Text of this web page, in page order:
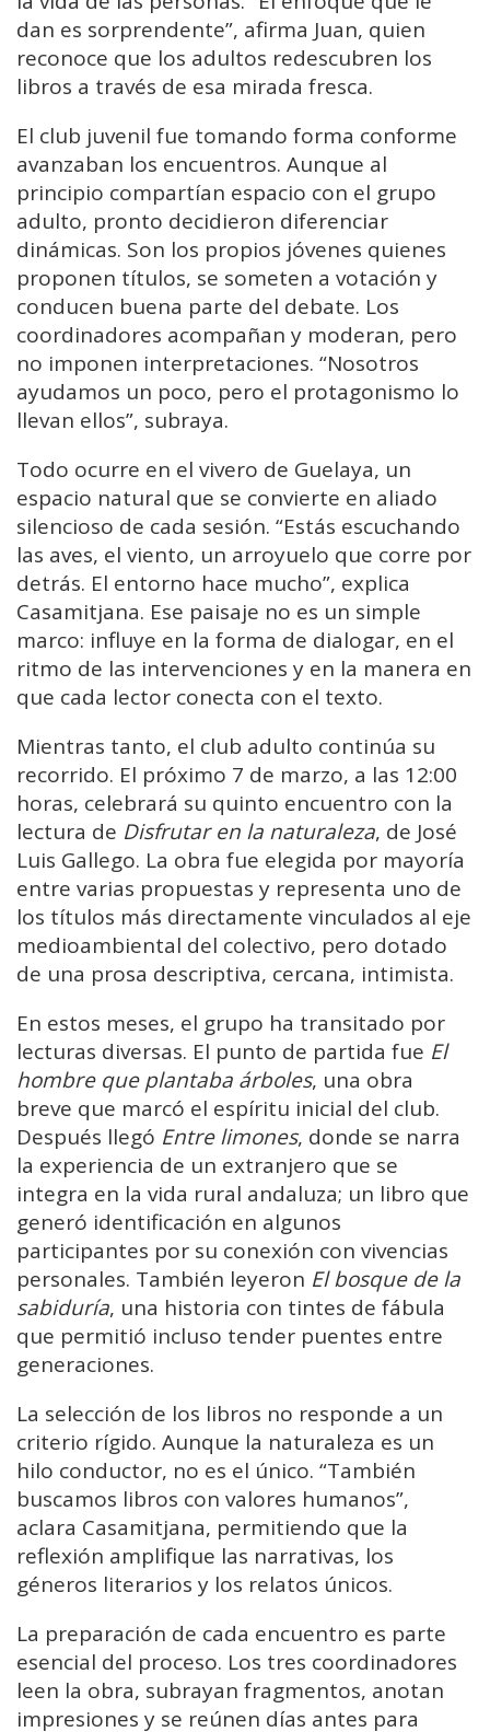
dan es sorprendente”, afirma Juan, quien
reconoce que los adultos redescubren los
libros a través de esa mirada fresca.
El club juvenil fue tomando forma conforme
avanzaban los encuentros. Aunque al
principio compartían espacio con el grupo
adulto, pronto decidieron diferenciar
dinámicas. Son los propios jóvenes quienes
proponen títulos, se someten a votación y
conducen buena parte del debate. Los
coordinadores acompañan y moderan, pero
no imponen interpretaciones. “Nosotros
ayudamos un poco, pero el protagonismo lo
llevan ellos”, subraya.
Todo ocurre en el vivero de Guelaya, un
espacio natural que se convierte en aliado
silencioso de cada sesión. “Estás escuchando
las aves, el viento, un arroyuelo que corre por
detrás. El entorno hace mucho”, explica
Casamitjana. Ese paisaje no es un simple
marco: influye en la forma de dialogar, en el
ritmo de las intervenciones y en la manera en
que cada lector conecta con el texto.
Mientras tanto, el club adulto continúa su
recorrido. El próximo 7 de marzo, a las 12:00
horas, celebrará su quinto encuentro con la
lectura de Disfrutar en la naturaleza, de José
Luis Gallego. La obra fue elegida por mayoría
entre varias propuestas y representa uno de
los títulos más directamente vinculados al eje
medioambiental del colectivo, pero dotado
de una prosa descriptiva, cercana, intimista.
En estos meses, el grupo ha transitado por
lecturas diversas. El punto de partida fue El
hombre que plantaba árboles, una obra
breve que marcó el espíritu inicial del club.
Después llegó Entre limones, donde se narra
la experiencia de un extranjero que se
integra en la vida rural andaluza; un libro que
generó identificación en algunos
participantes por su conexión con vivencias
personales. También leyeron El bosque de la
sabiduría, una historia con tintes de fábula
que permitió incluso tender puentes entre
generaciones.
La selección de los libros no responde a un
criterio rígido. Aunque la naturaleza es un
hilo conductor, no es el único. “También
buscamos libros con valores humanos”,
aclara Casamitjana, permitiendo que la
reflexión amplifique las narrativas, los
géneros literarios y los relatos únicos.
La preparación de cada encuentro es parte
esencial del proceso. Los tres coordinadores
leen la obra, subrayan fragmentos, anotan
impresiones y se reúnen días antes para